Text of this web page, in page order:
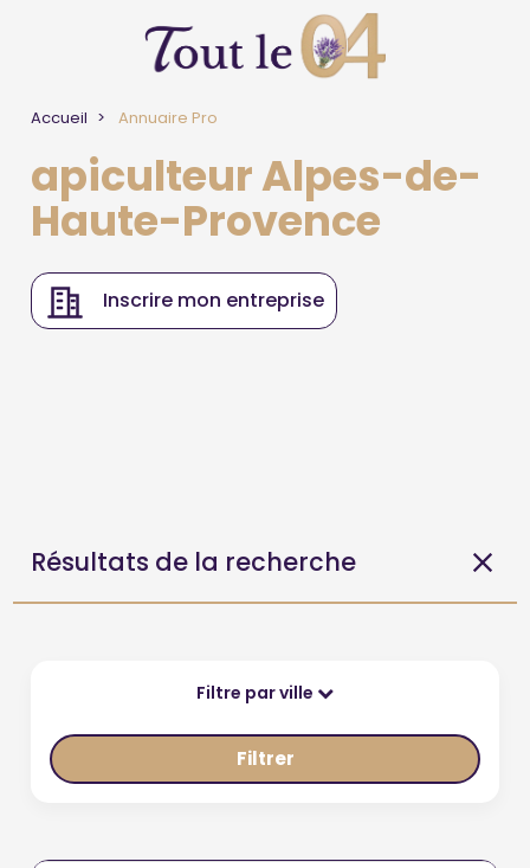
Accueil Annuaire Pro
apiculteur Alpes-de-
Haute-Provence
Inscrire mon entreprise
Résultats de la recherche
Filtre par ville
Filtrer